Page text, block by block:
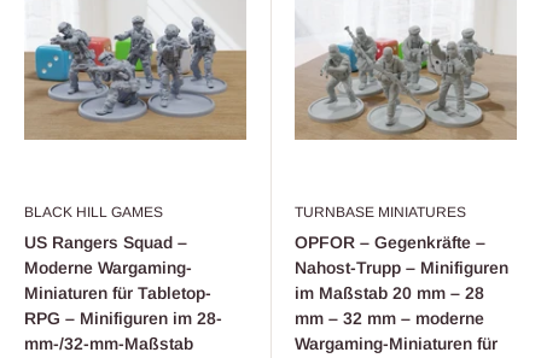
BLACK HILL GAMES
US Rangers Squad –
Moderne Wargaming-
Miniaturen für Tabletop-
RPG – Minifiguren im 28-
mm-/32-mm-Maßstab
TURNBASE MINIATURES
OPFOR – Gegenkräfte –
Nahost-Trupp – Minifiguren
im Maßstab 20 mm – 28
mm – 32 mm – moderne
Wargaming-Miniaturen für